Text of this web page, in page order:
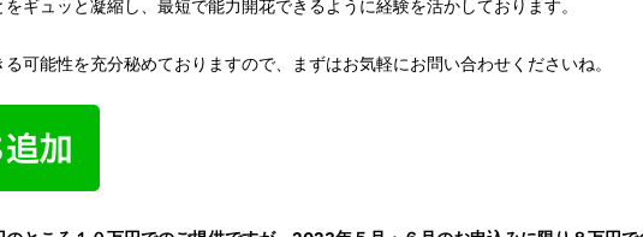
ギュッと凝縮し、最短で能力開花できるように経験を活かしております。
可能性を充分秘めておりますので、まずはお気軽にお問い合わせくださいね。